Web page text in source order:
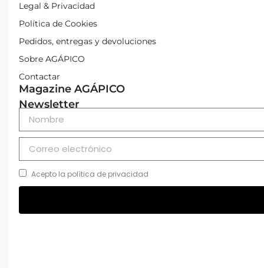
Legal & Privacidad
Política de Cookies
Pedidos, entregas y devoluciones
Sobre AGÁPICO
Contactar
Magazine AGÁPICO
Newsletter
Acepto la política de privacidad